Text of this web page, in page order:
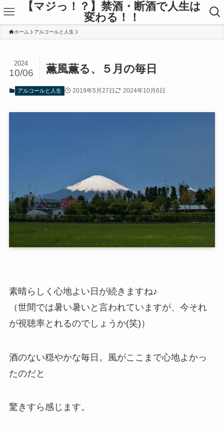
【マジっ！？】禁酒・断酒で人生は
変わる！！
ホーム アルコールと人生
薫風薫る、５月の毎日
2024
10/06
アルコールと人生 2019年5月27日 2024年10月6日
素晴らしく心地よい日が続きますね♪
（世間では暑い暑いと言われていますが、今それ
が視聴率とれるのでしょうか(笑)）
酒のない穏やかな毎日。風がここまで心地よかっ
たのだと
驚きすら感じます。